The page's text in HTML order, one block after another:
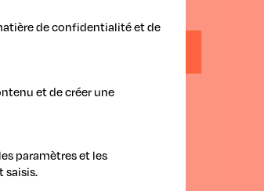
de confidentialité et de
et de créer une
paramètres et les
saisis.